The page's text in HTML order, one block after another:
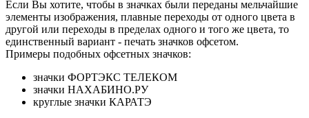
Если Вы хотите, чтобы в значках были переданы мельчайшие
элементы изображения, плавные переходы от одного цвета в
другой или переходы в пределах одного и того же цвета, то
единственный вариант - печать значков офсетом.
Примеры подобных офсетных значков:
значки ФОРТЭКС ТЕЛЕКОМ
значки НАХАБИНО.РУ
круглые значки КАРАТЭ